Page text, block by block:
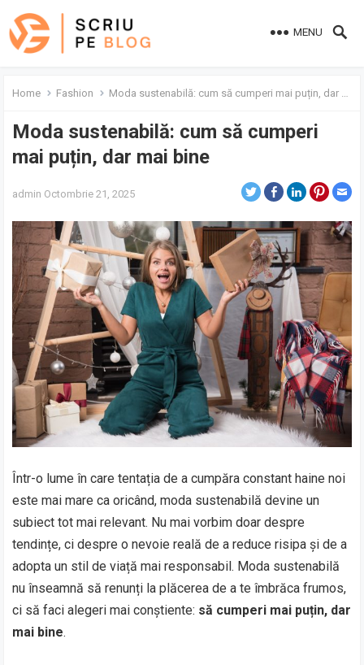
MENU
Home Fashion Moda sustenabilă: cum să cumperi mai puțin, dar mai bine
Moda sustenabilă: cum să cumperi
mai puțin, dar mai bine
admin Octombrie 21, 2025
Într-o lume în care tentația de a cumpăra constant haine noi
este mai mare ca oricând, moda sustenabilă devine un
subiect tot mai relevant. Nu mai vorbim doar despre
tendințe, ci despre o nevoie reală de a reduce risipa și de a
adopta un stil de viață mai responsabil. Moda sustenabilă
nu înseamnă să renunți la plăcerea de a te îmbrăca frumos,
ci să faci alegeri mai conștiente: să cumperi mai puțin, dar
mai bine.